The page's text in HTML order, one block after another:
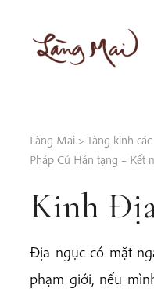
content
Làng Mai > Tàng kinh các
Pháp Cú Hán tạng – Kết
Kinh
Địa ngục có mặt
phạm giới, nếu